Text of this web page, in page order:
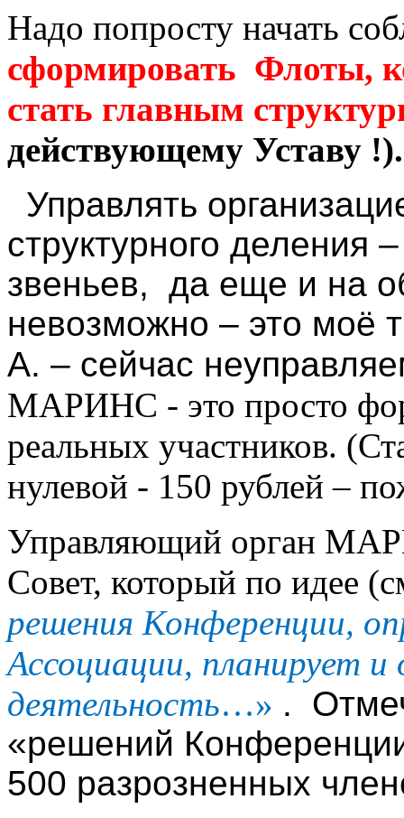
Надо попросту начать
сформировать Флоты,
стать главным
действующему Уставу !).
Управлять
структурного деления
звеньев, да еще и на
невозможно – это моё
А. – сейчас
МАРИНС - это просто
реальных участников.
нулевой - 150 рублей –
Управляющий орган
Совет, который по идее
решения Конференции,
Ассоциации, планирует и
деятельность…» .
«решений
500 разрозненных